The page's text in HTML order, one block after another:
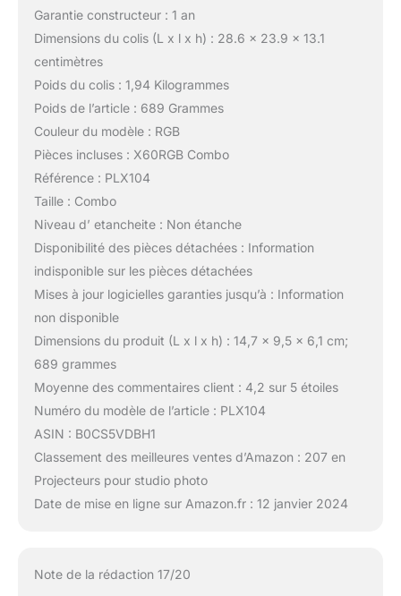
Garantie constructeur : 1 an
Dimensions du colis (L x l x h) : 28.6 x 23.9 x 13.1
centimètres
Poids du colis : 1,94 Kilogrammes
Poids de l’article : 689 Grammes
Couleur du modèle : RGB
Pièces incluses : X60RGB Combo
Référence : PLX104
Taille : Combo
Niveau d’ etancheite : Non étanche
Disponibilité des pièces détachées : Information
indisponible sur les pièces détachées
Mises à jour logicielles garanties jusqu’à : Information
non disponible
Dimensions du produit (L x l x h) : 14,7 x 9,5 x 6,1 cm;
689 grammes
Moyenne des commentaires client : 4,2 sur 5 étoiles
Numéro du modèle de l’article : PLX104
ASIN : B0CS5VDBH1
Classement des meilleures ventes d’Amazon : 207 en
Projecteurs pour studio photo
Date de mise en ligne sur Amazon.fr : 12 janvier 2024
Note de la rédaction 17/20